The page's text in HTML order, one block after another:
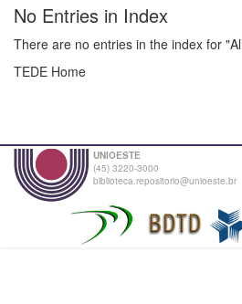
No Entries in Index
There are no entries in the index for
TEDE Home
UNIOESTE
(45) 3220-3000
biblioteca.repositorio@unioeste.br